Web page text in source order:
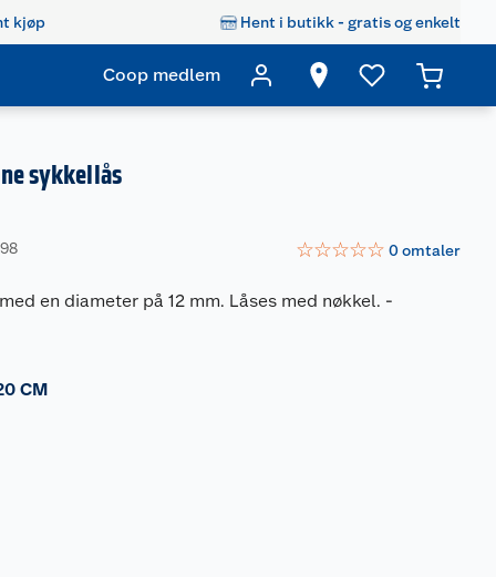
kjøp Hent i butikk - gratis og enkelt
Coop medlem
sykkellås
☆☆☆☆☆ 0omtaler
en diameter på 12 mm. Låses med nøkkel. -
CM